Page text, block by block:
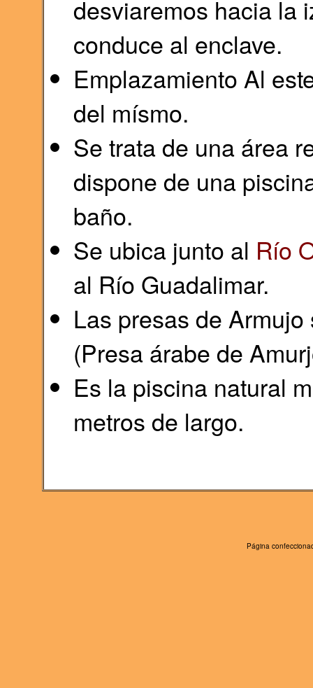
desviaremos hacia la
conduce al enclave.
Emplazamiento Al
del mísmo.
Se trata de una área
dispone de una
baño.
Se ubica junto al Río
al Río Guadalimar.
Las presas de
(Presa árabe de
Es la piscina natural
metros de largo.
Página